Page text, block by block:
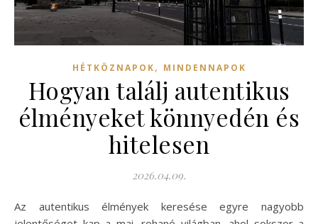
HÉTKÖZNAPOK, MINDENNAPOK
Hogyan találj autentikus
élményeket könnyedén és
hitelesen
2026.04.09.
Az autentikus élmények keresése egyre nagyobb